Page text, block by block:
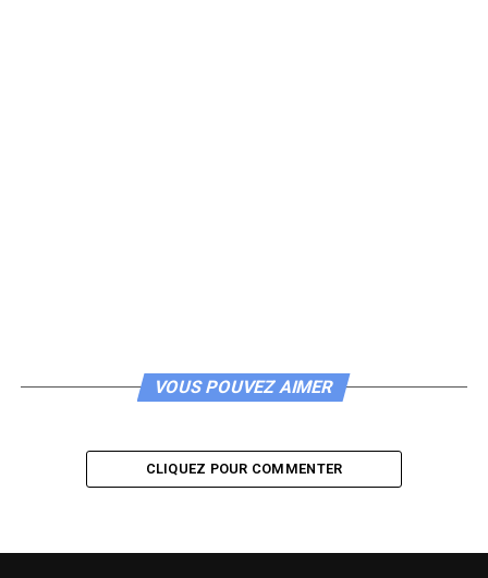
VOUS POUVEZ AIMER
CLIQUEZ POUR COMMENTER